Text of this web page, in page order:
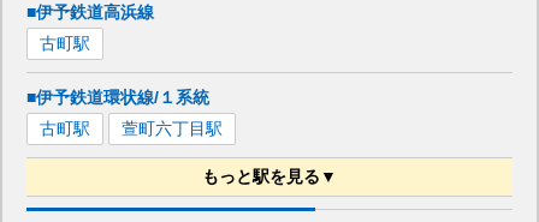
■伊予鉄道高浜線
古町駅
■伊予鉄道環状線/１系統
古町駅 萱町六丁目駅
もっと駅を見る▼